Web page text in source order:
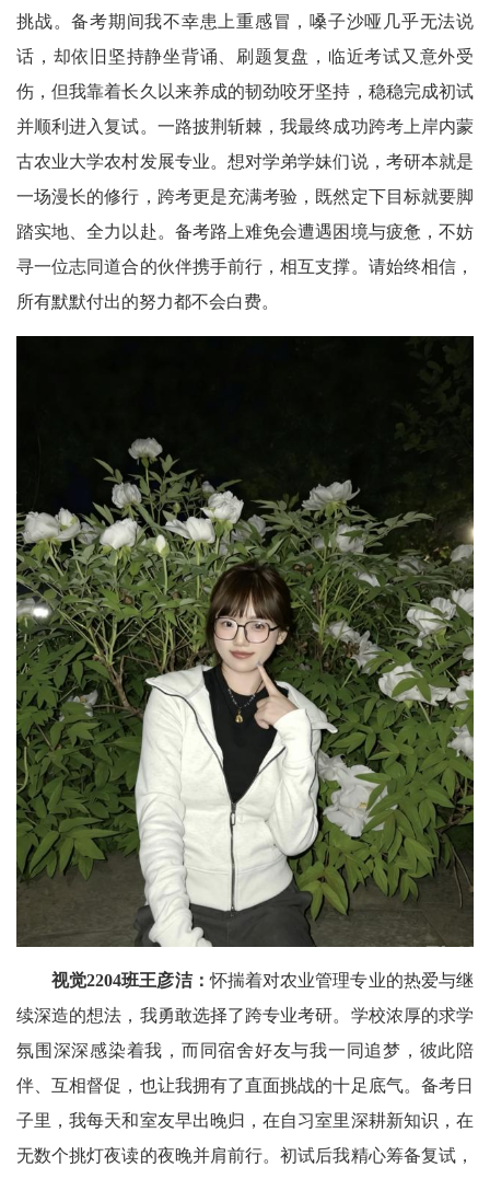
挑战。备考期间我不幸患上重感冒，嗓子沙哑几乎无法说
话，却依旧坚持静坐背诵、刷题复盘，临近考试又意外受
伤，但我靠着长久以来养成的韧劲咬牙坚持，稳稳完成初试
并顺利进入复试。一路披荆斩棘，我最终成功跨考上岸内蒙
古农业大学农村发展专业。想对学弟学妹们说，考研本就是
一场漫长的修行，跨考更是充满考验，既然定下目标就要脚
踏实地、全力以赴。备考路上难免会遭遇困境与疲惫，不妨
寻一位志同道合的伙伴携手前行，相互支撑。请始终相信，
所有默默付出的努力都不会白费。
视觉2204班王彦洁：怀揣着对农业管理专业的热爱与继
续深造的想法，我勇敢选择了跨专业考研。学校浓厚的求学
氛围深深感染着我，而同宿舍好友与我一同追梦，彼此陪
伴、互相督促，也让我拥有了直面挑战的十足底气。备考日
子里，我每天和室友早出晚归，在自习室里深耕新知识，在
无数个挑灯夜读的夜晚并肩前行。初试后我精心筹备复试，